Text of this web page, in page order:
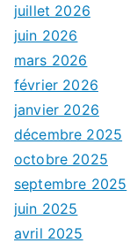
é
m
a
t
i
q
u
e
s
juillet 2026
juin 2026
mars 2026
février 2026
janvier 2026
décembre 2025
octobre 2025
septembre 2025
juin 2025
avril 2025